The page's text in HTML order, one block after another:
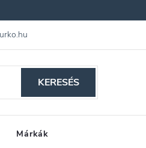
kérdések
KERESÉS
Márkák